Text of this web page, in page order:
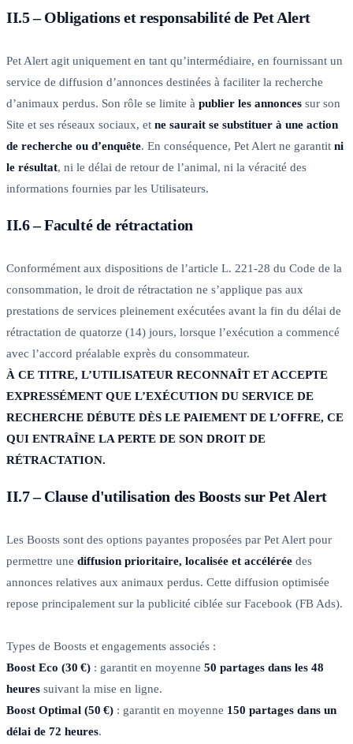
II.5 – Obligations et responsabilité de Pet Alert
Pet Alert agit uniquement en tant qu’intermédiaire, en fournissant un
service de diffusion d’annonces destinées à faciliter la recherche
d’animaux perdus. Son rôle se limite à publier les annonces sur son
Site et ses réseaux sociaux, et ne saurait se substituer à une action
de recherche ou d’enquête. En conséquence, Pet Alert ne garantit ni
le résultat, ni le délai de retour de l’animal, ni la véracité des
informations fournies par les Utilisateurs.
II.6 – Faculté de rétractation
Conformément aux dispositions de l’article L. 221-28 du Code de la
consommation, le droit de rétractation ne s’applique pas aux
prestations de services pleinement exécutées avant la fin du délai de
rétractation de quatorze (14) jours, lorsque l’exécution a commencé
avec l’accord préalable exprès du consommateur.
À CE TITRE, L’UTILISATEUR RECONNAÎT ET ACCEPTE
EXPRESSÉMENT QUE L’EXÉCUTION DU SERVICE DE
RECHERCHE DÉBUTE DÈS LE PAIEMENT DE L’OFFRE, CE
QUI ENTRAÎNE LA PERTE DE SON DROIT DE
RÉTRACTATION.
II.7 – Clause d'utilisation des Boosts sur Pet Alert
Les Boosts sont des options payantes proposées par Pet Alert pour
permettre une diffusion prioritaire, localisée et accélérée des
annonces relatives aux animaux perdus. Cette diffusion optimisée
repose principalement sur la publicité ciblée sur Facebook (FB Ads).
Types de Boosts et engagements associés :
Boost Eco (30 €) : garantit en moyenne 50 partages dans les 48
heures suivant la mise en ligne.
Boost Optimal (50 €) : garantit en moyenne 150 partages dans un
délai de 72 heures.